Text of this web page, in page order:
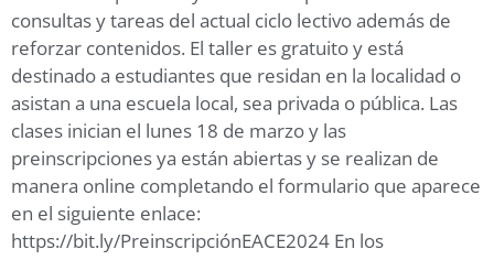
consultas y tareas del actual ciclo lectivo además de
reforzar contenidos. El taller es gratuito y está
destinado a estudiantes que residan en la localidad o
asistan a una escuela local, sea privada o pública. Las
clases inician el lunes 18 de marzo y las
preinscripciones ya están abiertas y se realizan de
manera online completando el formulario que aparece
en el siguiente enlace:
https://bit.ly/PreinscripciónEACE2024 En los